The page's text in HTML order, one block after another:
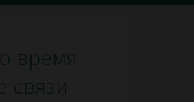
время
связи